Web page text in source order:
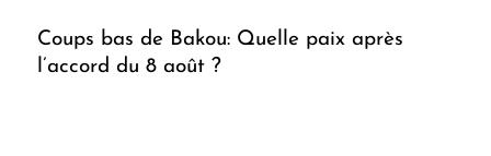
Coups bas de Bakou: Quelle paix après
l’accord du 8 août ?